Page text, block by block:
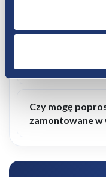
Faktura i dane
Czy mogę
zakupy?
Czy mogę
zamontowane w